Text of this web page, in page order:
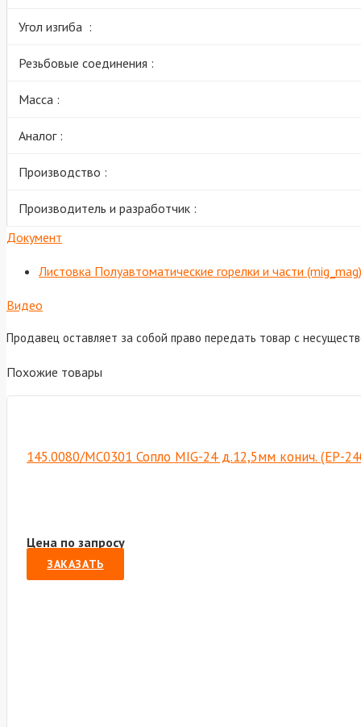
Угол изгиба :
Резьбовые соединения :
Масса :
Аналог :
Производство :
Производитель и разработчик :
Документ
Листовка Полуавтоматические горелки и части (mig_mag)
Видео
Продавец оставляет за собой право передать товар с
Похожие товары
145.0080/MC0301 Сопло MIG-24 д.12,5мм конич. (ЕР-
Цена по запросу
ЗАКАЗАТЬ